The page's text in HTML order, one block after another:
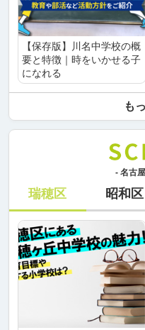
【保存版】川名中学校の概
要と特徴｜時をいかせる子
になれる
も
- 名古
瑞穂区 昭和区